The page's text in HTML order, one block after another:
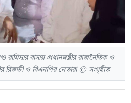
রামিসার বাসায় প্রধানমন্ত্রীর রাজনৈতিক ও
রিজভী ও বিএনপির নেতারা © সংগৃহীত